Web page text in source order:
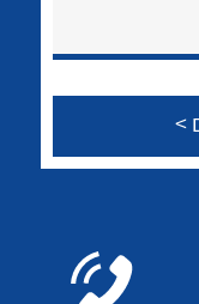
לכל מוצרי היצרן